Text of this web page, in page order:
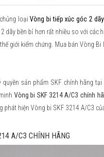
loạiVòng bi tiếp xúc góc 2 dãy
dãy bền bỉ hơn rất nhiều so với các
giới kiểm chứng. Mua bán Vòng
sản phẩm SKF chính hãng
Vòng bi SKF 3214 A/C3 chính
phát hiện Vòng bi SKF 3214 A/C3
A/C3 CHÍNH HÃNG